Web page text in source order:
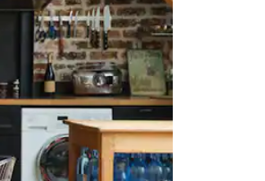
ಮೂಲಕ ಅನ್ವೇಷಿಸಿ.